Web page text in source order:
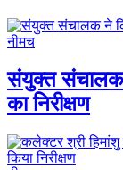
नीमच
संयुक्त संचालक
का निरीक्षण